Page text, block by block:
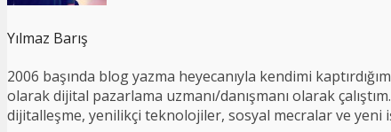
Yılmaz Barış
2006 başında blog yazma heyecanıyla kendimi
olarak dijital pazarlama uzmanı/danışmanı olarak
dijitalleşme, yenilikçi teknolojiler, sosyal mecralar ve yeni